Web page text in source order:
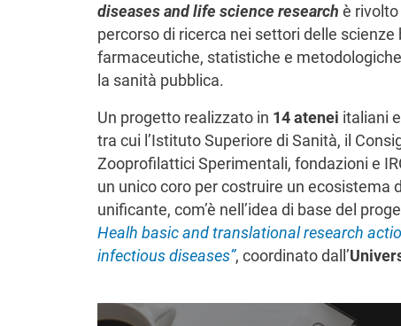
diseases and life science research è rivolto
percorso di ricerca nei settori delle
farmaceutiche, statistiche e
la sanità pubblica.
Un progetto realizzato in 14 atenei italiani e
tra cui l’Istituto Superiore di Sanità, il
Zooprofilattici Sperimentali, fondazioni e
un unico coro per costruire un
unificante, com’è nell’idea di base del
Healh basic and translational research
infectious diseases”, coordinato dall’
Immagine